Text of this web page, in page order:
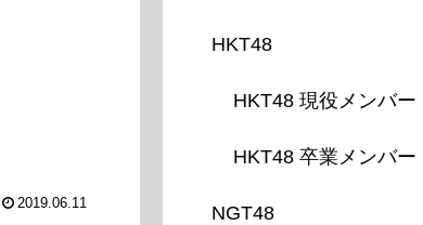
2019.06.11
HKT48
HKT48 現役メンバー
HKT48 卒業メンバー
NGT48